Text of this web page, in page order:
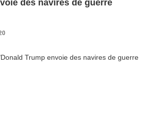
des navires de guerre